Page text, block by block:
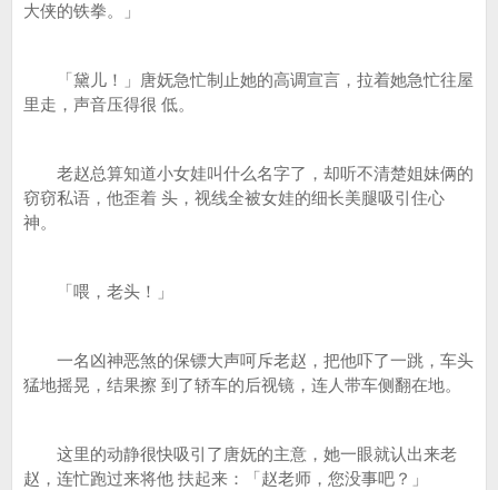
大侠的铁拳。」
「黛儿！」唐妩急忙制止她的高调宣言，拉着她急忙往屋
里走，声音压得很 低。
老赵总算知道小女娃叫什么名字了，却听不清楚姐妹俩的
窃窃私语，他歪着 头，视线全被女娃的细长美腿吸引住心
神。
「喂，老头！」
一名凶神恶煞的保镖大声呵斥老赵，把他吓了一跳，车头
猛地摇晃，结果擦 到了轿车的后视镜，连人带车侧翻在地。
这里的动静很快吸引了唐妩的主意，她一眼就认出来老
赵，连忙跑过来将他 扶起来：「赵老师，您没事吧？」